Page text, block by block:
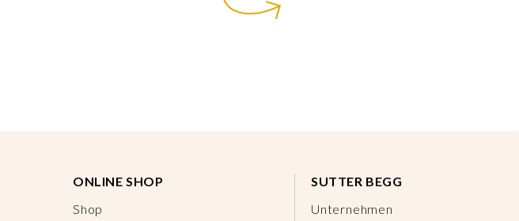
ONLINE SHOP
Shop
SUTTER BEGG
Unternehmen